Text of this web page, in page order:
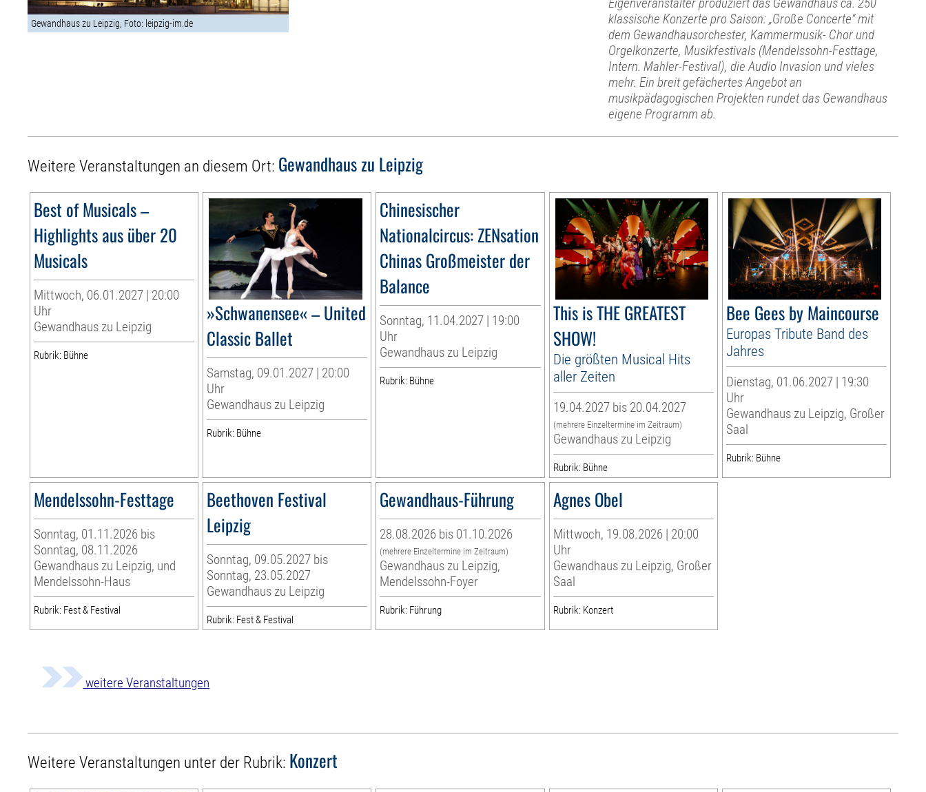
Gewandhaus zu Leipzig, Foto: leipzig-im.de
klassische Konzerte pro Saison: „Große Concerte“ mit
dem Gewandhausorchester, Kammermusik- Chor und
Orgelkonzerte, Musikfestivals (Mendelssohn-Festtage,
Intern. Mahler-Festival), die Audio Invasion und vieles
mehr. Ein breit gefächertes Angebot an
musikpädagogischen Projekten rundet das Gewandhaus
eigene Programm ab.
Weitere Veranstaltungen an diesem Ort: Gewandhaus zu Leipzig
Best of Musicals –
Highlights aus über 20
Musicals
Mittwoch, 06.01.2027 | 20:00
Uhr
Gewandhaus zu Leipzig
Rubrik: Bühne
»Schwanensee« – United
Classic Ballet
Samstag, 09.01.2027 | 20:00
Uhr
Gewandhaus zu Leipzig
Rubrik: Bühne
Chinesischer
Nationalcircus: ZENsation
Chinas Großmeister der
Balance
Sonntag, 11.04.2027 | 19:00
Uhr
Gewandhaus zu Leipzig
Rubrik: Bühne
This is THE GREATEST
SHOW!
Die größten Musical Hits
aller Zeiten
19.04.2027 bis 20.04.2027
(mehrere Einzeltermine im Zeitraum)
Gewandhaus zu Leipzig
Rubrik: Bühne
Bee Gees by Maincourse
Europas Tribute Band des
Jahres
Dienstag, 01.06.2027 | 19:30
Uhr
Gewandhaus zu Leipzig, Großer
Saal
Rubrik: Bühne
Mendelssohn-Festtage
Sonntag, 01.11.2026 bis
Sonntag, 08.11.2026
Gewandhaus zu Leipzig, und
Mendelssohn-Haus
Rubrik: Fest & Festival
Beethoven Festival
Leipzig
Sonntag, 09.05.2027 bis
Sonntag, 23.05.2027
Gewandhaus zu Leipzig
Rubrik: Fest & Festival
Gewandhaus-Führung
28.08.2026 bis 01.10.2026
(mehrere Einzeltermine im Zeitraum)
Gewandhaus zu Leipzig,
Mendelssohn-Foyer
Rubrik: Führung
Agnes Obel
Mittwoch, 19.08.2026 | 20:00
Uhr
Gewandhaus zu Leipzig, Großer
Saal
Rubrik: Konzert
weitere Veranstaltungen
Weitere Veranstaltungen unter der Rubrik: Konzert